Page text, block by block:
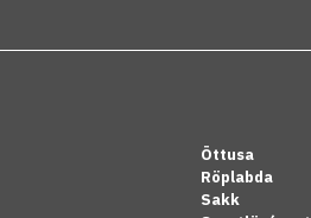
Öttusa
Röplabda
Sakk